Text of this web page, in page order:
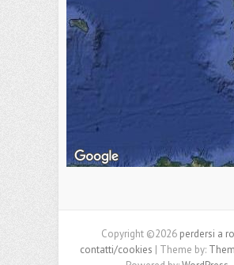
Copyright ©2026 perdersi a
contatti/cookies | Theme by: